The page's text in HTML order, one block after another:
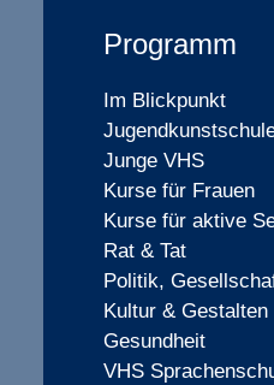
Programm
Im Blickpunkt
Junge VHS
Kurse für Frauen
Kurse für aktive
Rat & Tat
Politik,
Kultur & Gestalten
Gesundheit
VHS